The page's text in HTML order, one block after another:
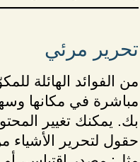
تحرير مرئي
من الفوائد الهائلة
مباشرة في مكانها
بك. يمكنك تغيير
حقول لتحرير الأشياء